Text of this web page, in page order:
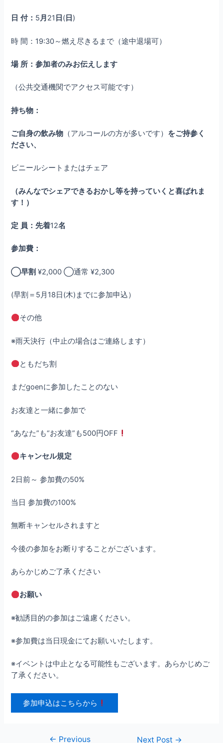
日 付： 5月 21 日 ( 日 )
時 間：19:30～燃え尽きるまで（途中退場可）
場 所：参加者のみお伝えします
（公共交通機関でアクセス可能です）
持ち物：
ご自身の飲み物 （アルコールの方が多いです） をご持参く
ださい、
ビニールシートまたはチェア
（みんなでシェアできるおかし等を持っていくと喜ばれま
す！）
定 員：先着12名
参加費：
◯早割 ¥2,000 ◯通常 ¥2,300
(早割＝5月18日(木)までに参加申込）
その他
※雨天決行（中止の場合はご連絡します）
ともだち割
まだgoenに参加したことのない
お友達と一緒に参加で
“あなた”も“お友達”も500円OFF
キャンセル規定
2日前～ 参加費の50%
当日 参加費の100%
無断キャンセルされますと
今後の参加をお断りすることがございます。
あらかじめご了承ください
お願い
※勧誘目的の参加はご遠慮ください。
※参加費は当日現金にてお願いいたします。
※イベントは中止となる可能性もございます。あらかじめご
了承ください。
参加申込はこちらから
← Previous Next Post →